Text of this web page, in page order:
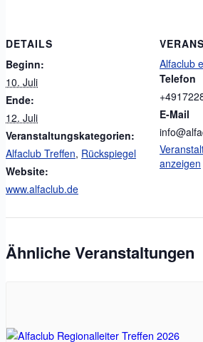
DETAILS
Beginn:
10. Juli
Ende:
12. Juli
Veranstaltungskategorien:
Alfaclub Treffen, Rückspiegel
Website:
www.alfaclub.de
Alfaclub
Telefon
E-Mail
anzeigen
Ähnliche Veranstaltungen